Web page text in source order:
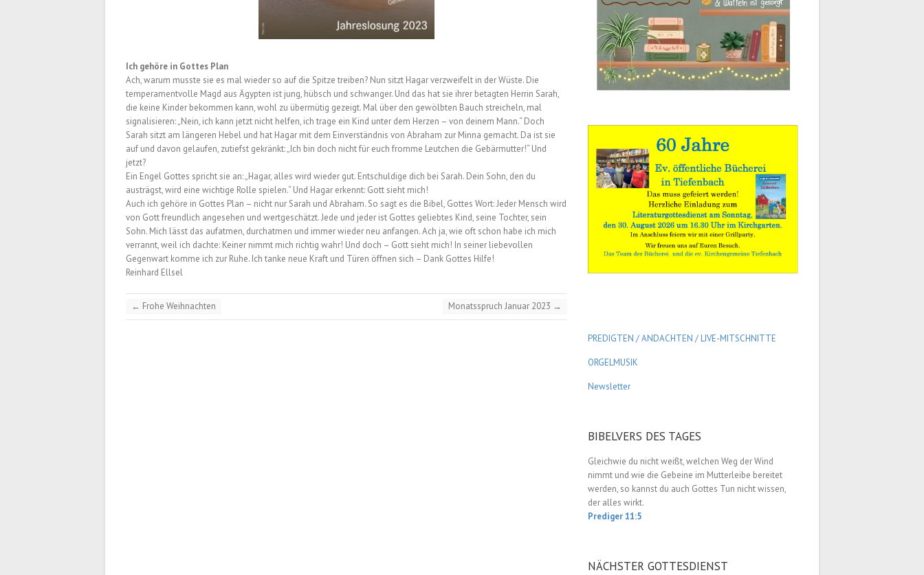
Ich gehöre in Gottes Plan
Ach, warum musste sie es mal wieder so auf die Spitze treiben? Nun sitzt Hagar verzweifelt in der Wüste. Die
temperamentvolle Magd aus Ägypten ist jung, hübsch und schwanger. Und das hat sie ihrer betagten Herrin Sarah,
die keine Kinder bekommen kann, wohl zu übermütig gezeigt. Mal über den gewölbten Bauch streicheln, mal
signalisieren: „Nein, ich kann jetzt nicht helfen, ich trage ein Kind unter dem Herzen – von deinem Mann.“ Doch
Sarah sitzt am längeren Hebel und hat Hagar mit dem Einverständnis von Abraham zur Minna gemacht. Da ist sie
auf und davon gelaufen, zutiefst gekränkt: „Ich bin doch nicht für euch fromme Leutchen die Gebärmutter!“ Und
jetzt?
Ein Engel Gottes spricht sie an: „Hagar, alles wird wieder gut. Entschuldige dich bei Sarah. Dein Sohn, den du
austrägst, wird eine wichtige Rolle spielen.“ Und Hagar erkennt: Gott sieht mich!
Auch ich gehöre in Gottes Plan – nicht nur Sarah und Abraham. So sagt es die Bibel, Gottes Wort: Jeder Mensch wird
von Gott freundlich angesehen und wertgeschätzt. Jede und jeder ist Gottes geliebtes Kind, seine Tochter, sein
Sohn. Mich lässt das aufatmen, durchatmen und immer wieder neu anfangen. Ach ja, wie oft schon habe ich mich
verrannt, weil ich dachte: Keiner nimmt mich richtig wahr! Und doch – Gott sieht mich! In seiner liebevollen
Gegenwart komme ich zur Ruhe. Ich tanke neue Kraft und Türen öffnen sich – Dank Gottes Hilfe!
Reinhard Ellsel
← Frohe Weihnachten Monatsspruch Januar 2023 →
PREDIGTEN / ANDACHTEN / LIVE-MITSCHNITTE
ORGELMUSIK
Newsletter
BIBELVERS DES TAGES
Gleichwie du nicht weißt, welchen Weg der Wind
nimmt und wie die Gebeine im Mutterleibe bereitet
werden, so kannst du auch Gottes Tun nicht wissen,
der alles wirkt.
Prediger 11:5
NÄCHSTER GOTTESDIENST